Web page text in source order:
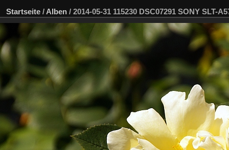
Startseite / Alben / 2014-05-31 115230 DSC07291 SONY SLT-